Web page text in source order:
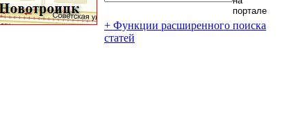
+ Функции расширенного поиска
статей